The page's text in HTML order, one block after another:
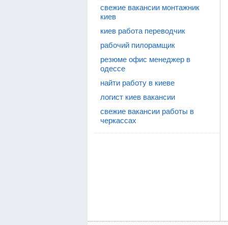
свежие вакансии монтажник
киев
киев работа переводчик
рабочий пилорамщик
резюме офис менеджер в
одессе
найти работу в киеве
логист киев вакансии
свежие вакансии работы в
черкассах